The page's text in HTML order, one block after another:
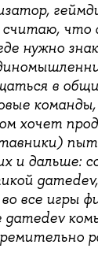
считаю,
нужно
в
хочет
и дальше:
все игры